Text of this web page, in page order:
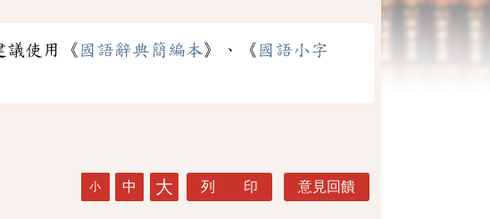
議使用《 國語辭典簡編本》、《 國語小字
小 中 大 列 印 意見回饋